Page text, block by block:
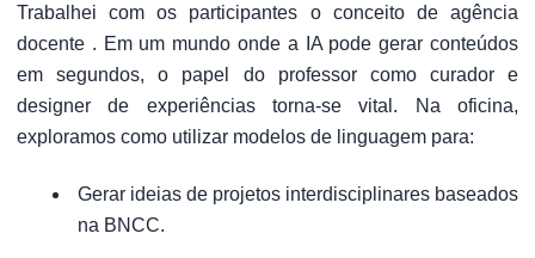
Trabalhei com os participantes o conceito de agência
docente . Em um mundo onde a IA pode gerar conteúdos
em segundos, o papel do professor como curador e
designer de experiências torna-se vital. Na oficina,
exploramos como utilizar modelos de linguagem para:
Gerar ideias de projetos interdisciplinares baseados
na BNCC.